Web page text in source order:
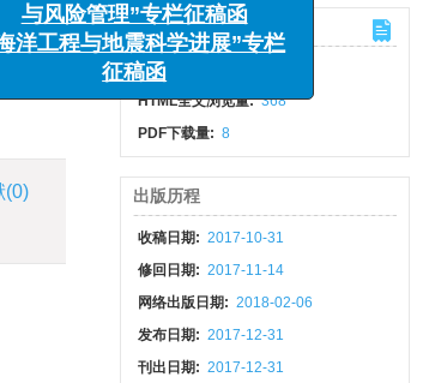
(0)
计量
文章访问数:
HTML全文浏览量: 368
PDF下载量: 8
出版历程
收稿日期: 2017-10-31
修回日期: 2017-11-14
网络出版日期: 2018-02-06
发布日期: 2017-12-31
刊出日期: 2017-12-31
工程与地震科学进展”专栏
征稿函